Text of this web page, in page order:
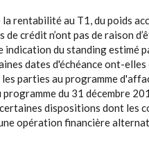
la rentabilité au T1, du poids
crédit n’ont pas de raison
du standing estimé
dates d'échéance ont-
parties au programme
du 31 décembre
dispositions dont les
opération financière